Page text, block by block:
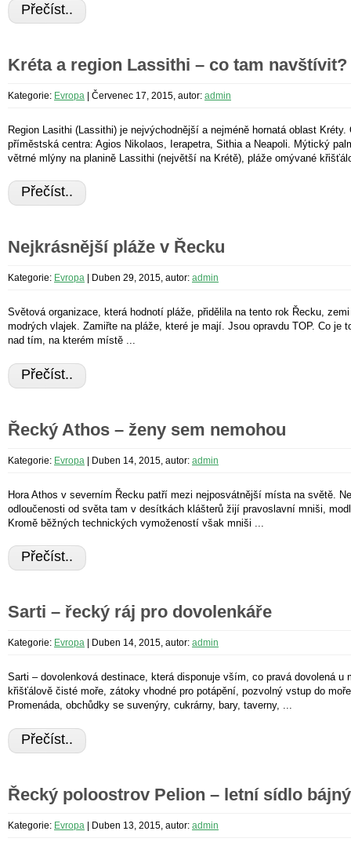
Přečíst..
Kréta a region Lassithi – co tam navštívit?
Kategorie: Evropa | Červenec 17, 2015, autor: admin
Region Lasithi (Lassithi) je nejvýchodnější a nejméně hornatá oblast
příměstská centra: Agios Nikolaos, Ierapetra, Sithia a Neapoli. Mýtický
větrné mlýny na planině Lassithi (největší na Krétě), pláže omývané
Přečíst..
Nejkrásnější pláže v Řecku
Kategorie: Evropa Duben 29, 2015, autor: admin
Světová organizace, která hodnotí pláže, přidělila na tento rok Řecku,
modrých vlajek. Zamiřte na pláže, které je mají. Jsou opravdu TOP. Co je
nad tím, na kterém místě ...
Přečíst..
Řecký Athos – ženy sem nemohou
Kategorie: Evropa | Duben 14, 2015, autor: admin
Hora Athos v severním Řecku patří mezi nejposvátnější místa na světě.
odloučenosti od světa tam v desítkách klášterů žijí pravoslavní mniši,
Kromě běžných technických vymožeností však mniši ...
Přečíst..
Sarti – řecký ráj pro dovolenkáře
Kategorie: Evropa Duben 14, 2015, autor: admin
Sarti – dovolenková destinace, která disponuje vším, co pravá dovolená
křišťálově čisté moře, zátoky vhodné pro potápění, pozvolný vstup do
Promenáda, obchůdky se suvenýry, cukrárny, bary, taverny, ...
Přečíst..
Řecký poloostrov Pelion – letní sídlo
Kategorie: Evropa | Duben 13, 2015, autor: admin